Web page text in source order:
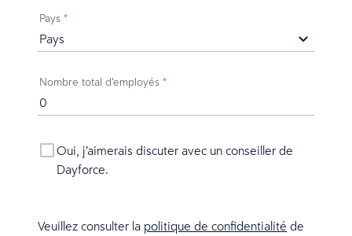
Pays *
Nombre total d’employés *
Oui, j’aimerais discuter avec un conseiller de
Dayforce.
Veuillez consulter la politique de confidentialité de